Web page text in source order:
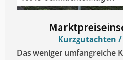
Kurzgutachten /
Das weniger umfangreiche